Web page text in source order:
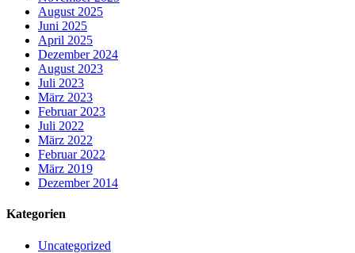
August 2025
Juni 2025
April 2025
Dezember 2024
August 2023
Juli 2023
März 2023
Februar 2023
Juli 2022
März 2022
Februar 2022
März 2019
Dezember 2014
Kategorien
Uncategorized